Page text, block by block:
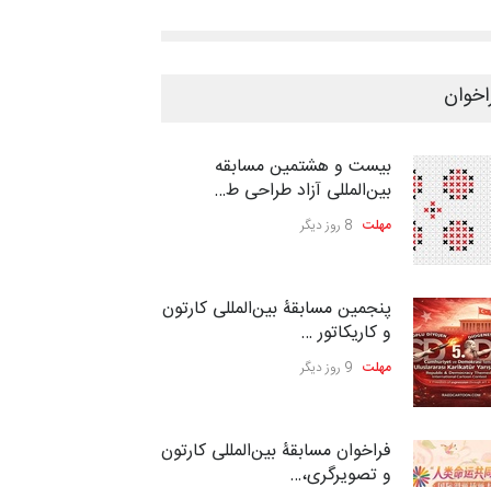
بیست و هشتمین مسابقه
بین‌المللی آزاد طراحی ط…
مهلت 8 روز دیگر
پنجمین مسابقۀ بین‌المللی کارتون
و کاریکاتور …
مهلت 9 روز دیگر
فراخوان مسابقۀ بین‌المللی کارتون
و تصویرگری،…